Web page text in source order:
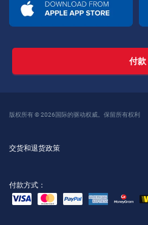
付款
版权所有 © 2026国际的驱动权威。保留所有权利
交货和退货政策
付款方式：